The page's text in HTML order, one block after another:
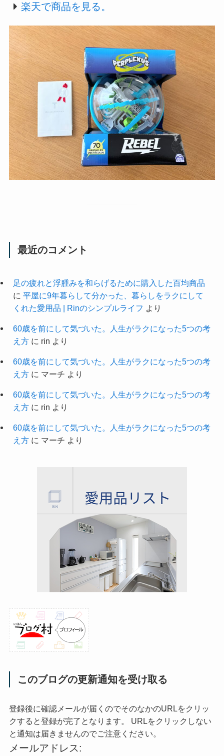
楽天で商品を見る。
最近のコメント
足の疲れと浮腫みを和らげるために購入した百均商品
に 平屋に9年暮らして分かった、暮らしをラクにして
くれた愛用品 | Rinのシンプルライフ より
60歳を前にして気づいた。人生がラクになった5つの考
え方に rin より
60歳を前にして気づいた。人生がラクになった5つの考
え方に マーチ より
60歳を前にして気づいた。人生がラクになった5つの考
え方に rin より
60歳を前にして気づいた。人生がラクになった5つの考
え方に マーチ より
このブログの更新通知を受け取る
登録後に確認メールが届くのでそのなかのURLをクリッ
クすると登録が完了となります。 URLをクリックしない
と通知は届きませんのでご注意ください。
メールアドレス: